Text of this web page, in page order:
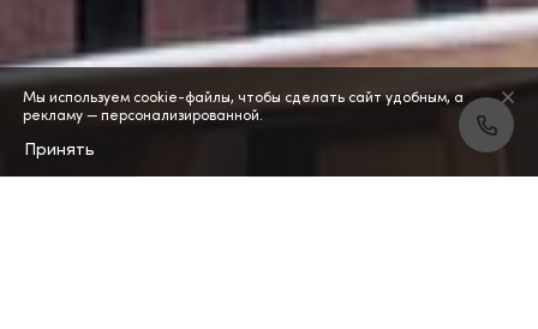
Мы используем cookie-файлы, чтобы сделать сайт удобным, а
рекламу — персонализированной.
Принять